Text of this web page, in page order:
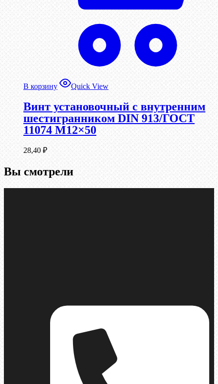
В корзину Quick View
Винт установочный с внутренним
шестигранником DIN 913/ГОСТ
11074 М12×50
28,40 ₽
Вы смотрели